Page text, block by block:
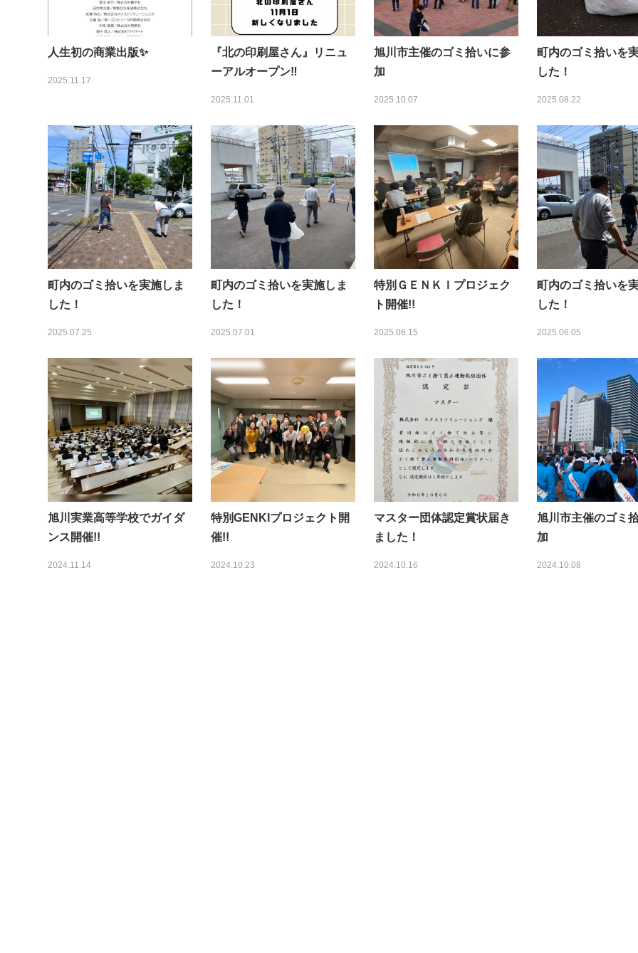
人生初の商業出版✨
2025.11.17
『北の印刷屋さん』リニュ
ーアルオープン‼️
2025.11.01
旭川市主催のゴミ拾いに参
加
2025.10.07
町内のゴミ拾いを
した！
2025.08.22
町内のゴミ拾いを実施しま
した！
2025.07.25
町内のゴミ拾いを実施しま
した！
2025.07.01
特別ＧＥＮＫＩプロジェク
ト開催!!
2025.06.15
町内のゴミ拾いを
した！
2025.06.05
旭川実業高等学校でガイダ
ンス開催!!
2024.11.14
特別GENKIプロジェクト開
催!!
2024.10.23
マスター団体認定賞状届き
ました！
2024.10.16
旭川市主催のゴミ
加
2024.10.08